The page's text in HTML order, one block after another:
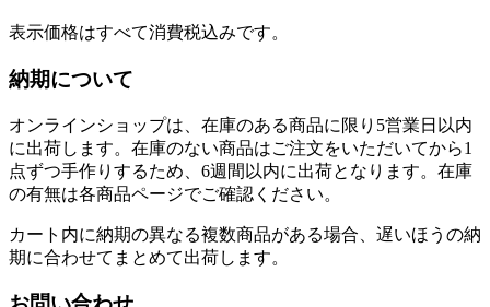
表示価格はすべて消費税込みです。
納期について
オンラインショップは、在庫のある商品に限り5営業日以内
に出荷します。在庫のない商品はご注文をいただいてから1
点ずつ手作りするため、6週間以内に出荷となります。在庫
の有無は各商品ページでご確認ください。
カート内に納期の異なる複数商品がある場合、遅いほうの納
期に合わせてまとめて出荷します。